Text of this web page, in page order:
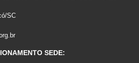
SC
SEDE: